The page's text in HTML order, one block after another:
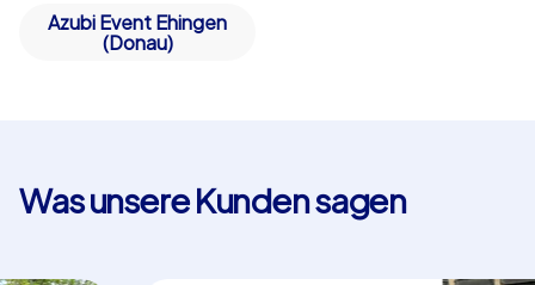
Azubi Event Ehingen
(Donau)
Was unsere Kunden sagen